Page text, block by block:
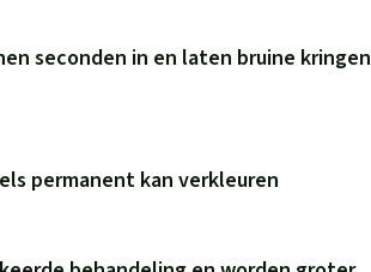
seconden in en laten bruine kringen
permanent kan verkleuren